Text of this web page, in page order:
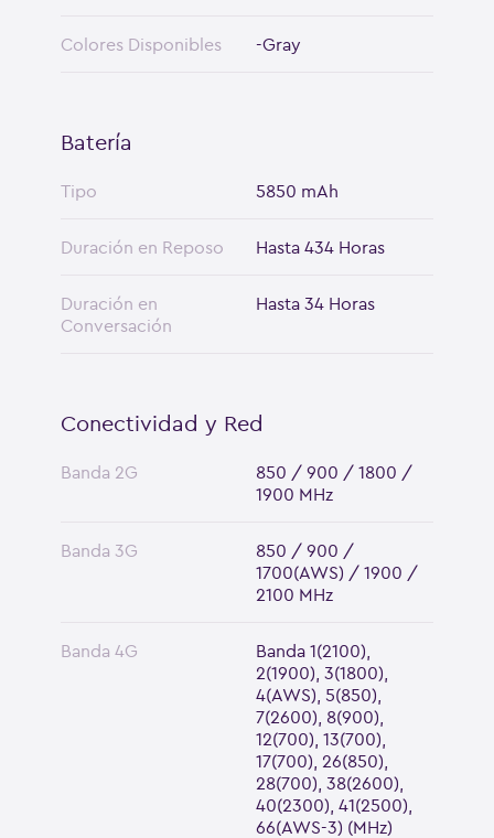
Colores Disponibles -Gray
Batería
Tipo 5850 mAh
Duración en Reposo Hasta 434 Horas
Duración en
Conversación
Hasta 34 Horas
Conectividad y Red
Banda 2G
850 / 900 / 1800 /
1900 MHz
Banda 3G
850 / 900 /
1700(AWS) / 1900 /
2100 MHz
Banda 4G
Banda 1(2100),
2(1900), 3(1800),
4(AWS), 5(850),
7(2600), 8(900),
12(700), 13(700),
17(700), 26(850),
28(700), 38(2600),
40(2300), 41(2500),
66(AWS-3) (MHz)